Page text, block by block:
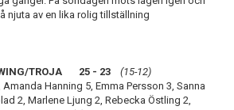
njuta av en lika rolig tillställning
TROJA 25 - 23
(15-12)
Amanda Hanning 5, Emma Persson 3, Sanna
2, Marlene Ljung 2, Rebecka Östling 2,